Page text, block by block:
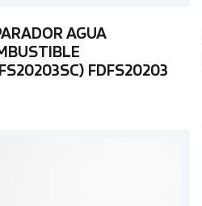
AGUA
FDFS20203